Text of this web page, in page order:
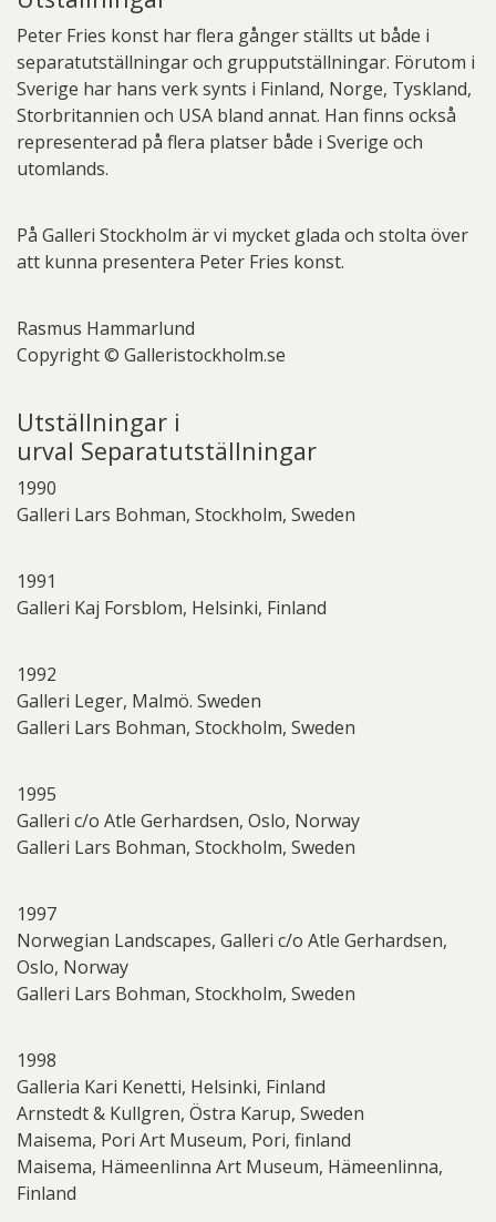
Peter Fries konst har flera gånger ställts ut både i
separatutställningar och grupputställningar. Förutom i
Sverige har hans verk synts i Finland, Norge, Tyskland,
Storbritannien och USA bland annat. Han finns också
representerad på flera platser både i Sverige och
utomlands.
På Galleri Stockholm är vi mycket glada och stolta över
att kunna presentera Peter Fries konst.
Rasmus Hammarlund
Copyright © Galleristockholm.se
Utställningar i
urval Separatutställningar
1990
Galleri Lars Bohman, Stockholm, Sweden
1991
Galleri Kaj Forsblom, Helsinki, Finland
1992
Galleri Leger, Malmö. Sweden
Galleri Lars Bohman, Stockholm, Sweden
1995
Galleri c/o Atle Gerhardsen, Oslo, Norway
Galleri Lars Bohman, Stockholm, Sweden
1997
Norwegian Landscapes, Galleri c/o Atle Gerhardsen,
Oslo, Norway
Galleri Lars Bohman, Stockholm, Sweden
1998
Galleria Kari Kenetti, Helsinki, Finland
Arnstedt & Kullgren, Östra Karup, Sweden
Maisema, Pori Art Museum, Pori, finland
Maisema, Hämeenlinna Art Museum, Hämeenlinna,
Finland